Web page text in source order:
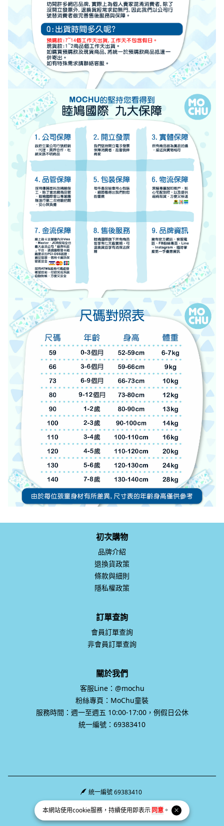
本網站使用cookie服務，持續使用即表示 同意 。
初次購物
品牌介紹
退換貨政策
條款與細則
隱私權政策
訂單查詢
會員訂單查詢
非會員訂單查詢
關於我們
客服Line：@mochu
粉絲專頁：MoChu童裝
服務時間：週一至週五 10:00-17:00，例假日公休
統一編號：69383410
統一編號 69383410
Facebook pageInstagram page
Line page